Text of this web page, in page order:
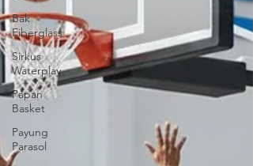
Bak
Fiberglass
Sirkus
Waterplay
Papan
Basket
Payung
Parasol